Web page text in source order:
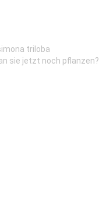
triloba
sie jetzt noch pflanzen?